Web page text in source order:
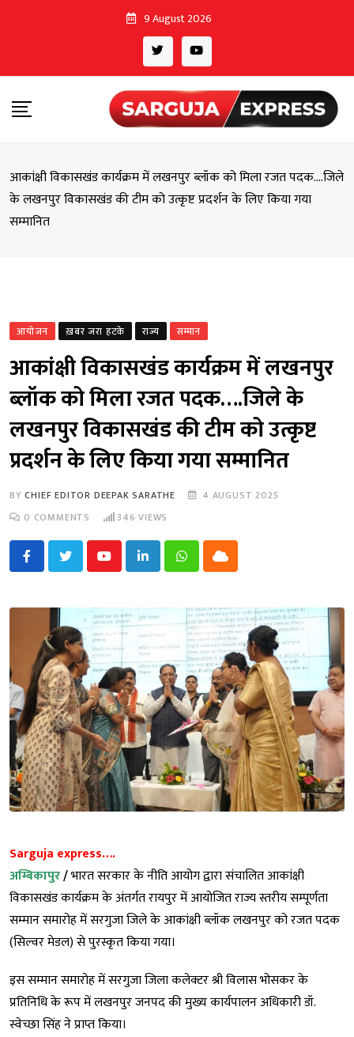
9 August 2026
आकांक्षी विकासखंड कार्यक्रम में लखनपुर ब्लॉक को मिला रजत पदक….जिले
के लखनपुर विकासखंड की टीम को उत्कृष्ट प्रदर्शन के लिए किया गया
सम्मानित
आयोजन ख़बर जरा हटके राज्य सम्मान
आकांक्षी विकासखंड कार्यक्रम में लखनपुर
ब्लॉक को मिला रजत पदक….जिले के
लखनपुर विकासखंड की टीम को उत्कृष्ट
प्रदर्शन के लिए किया गया सम्मानित
BYCHIEF EDITOR DEEPAK SARATHE
4 AUGUST 2025
0 COMMENTS 346 VIEWS
YoutubeLinkedInWhatsappCloud
Sarguja express….
अम्बिकापुर/भारत सरकार के नीति आयोग द्वारा संचालित आकांक्षी
विकासखंड कार्यक्रम के अंतर्गत रायपुर में आयोजित राज्य स्तरीय सम्पूर्णता
सम्मान समारोह में सरगुजा जिले के आकांक्षी ब्लॉक लखनपुर को रजत पदक
(सिल्वर मेडल) से पुरस्कृत किया गया।
इस सम्मान समारोह में सरगुजा जिला कलेक्टर श्री विलास भोसकर के
प्रतिनिधि के रूप में लखनपुर जनपद की मुख्य कार्यपालन अधिकारी डॉ.
स्वेच्छा सिंह ने प्राप्त किया।